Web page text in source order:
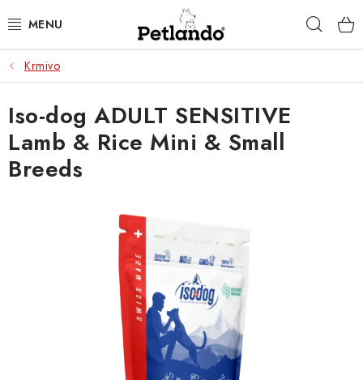
na
PRO PSY
PRO KOČKY
PRO PÁNÍČKY
Krmivo
Iso-dog ADULT SENSITIVE
Lamb & Rice Mini & Small
Breeds